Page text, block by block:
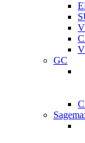
GC